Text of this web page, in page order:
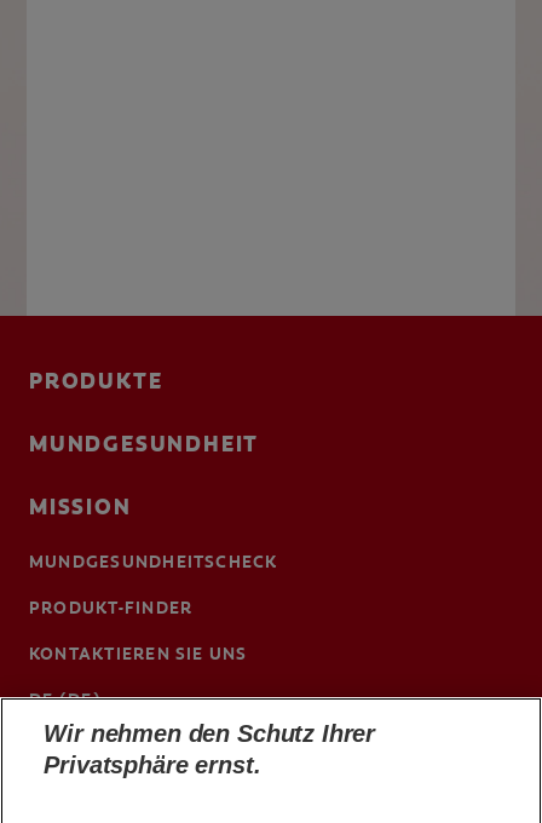
PRODUKTE
MUNDGESUNDHEIT
MISSION
MUNDGESUNDHEITSCHECK
PRODUKT-FINDER
KONTAKTIEREN SIE UNS
DE (DE)
ColgateProfessional.de
Wir nehmen den Schutz Ihrer
Privatsphäre ernst.